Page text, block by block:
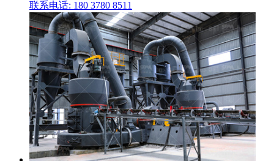
联系电话: 180 3780 8511